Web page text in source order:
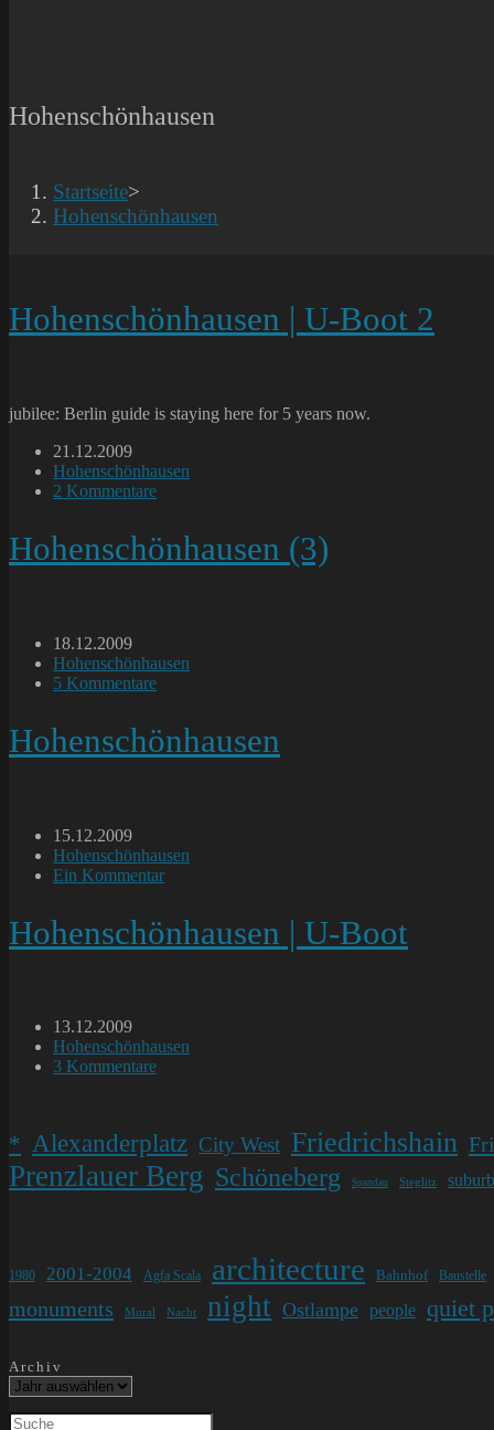
Hohenschönhausen
Startseite>
Hohenschönhausen
Hohenschönhausen | U-Boot 2
jubilee: Berlin guide is staying here for 5 years now.
Beitrag
veröffentlicht:
21.12.2009
Beitrags-
Kategorie:
Hohenschönhausen
Beitrags-
2 Kommentare
Hohenschönhausen (3)
Beitrag
veröffentlicht:
18.12.2009
Beitrags-
Kategorie:
Hohenschönhausen
Beitrags-
5 Kommentare
Hohenschönhausen
Beitrag
veröffentlicht:
15.12.2009
Beitrags-
Kategorie:
Hohenschönhausen
Beitrags-
Ein Kommentar
Hohenschönhausen | U-Boot
Beitrag
veröffentlicht:
13.12.2009
Beitrags-
Kategorie:
Hohenschönhausen
Beitrags-
3 Kommentare
* Alexanderplatz City West Friedrichshain
Prenzlauer Berg Schöneberg Spandau Steglitz suburb
1980 2001-2004 Agfa Scala architecture Bahnhof Baustelle
monuments Mural Nacht night Ostlampe people quiet
Archiv